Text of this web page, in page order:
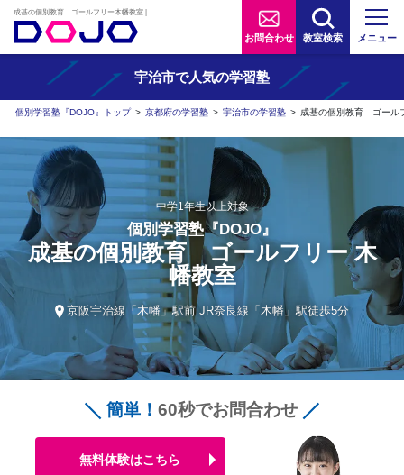
お問合わせ 教室検索 メニュー
宇治市で人気の学習塾
個別学習塾『DOJO』トップ > 京都府の学習塾 > 宇治市の学習塾 > 成基の個別教育 ゴール
中学1年生以上対象
個別学習塾『DOJO』
成基の個別教育 ゴールフリー 木
幡教室
京阪宇治線「木幡」駅前 JR奈良線「木幡」駅徒歩5分
簡単！ 60秒でお問合わせ
無料体験はこちら